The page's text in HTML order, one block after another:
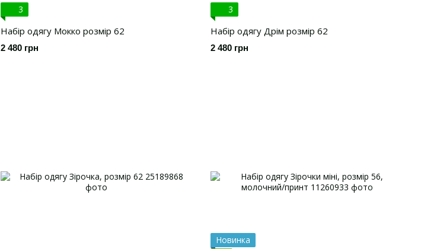
3
Набір одягу Мокко розмір 62
2 480 грн
3
Набір одягу Дрім розмір 62
2 480 грн
Новинка